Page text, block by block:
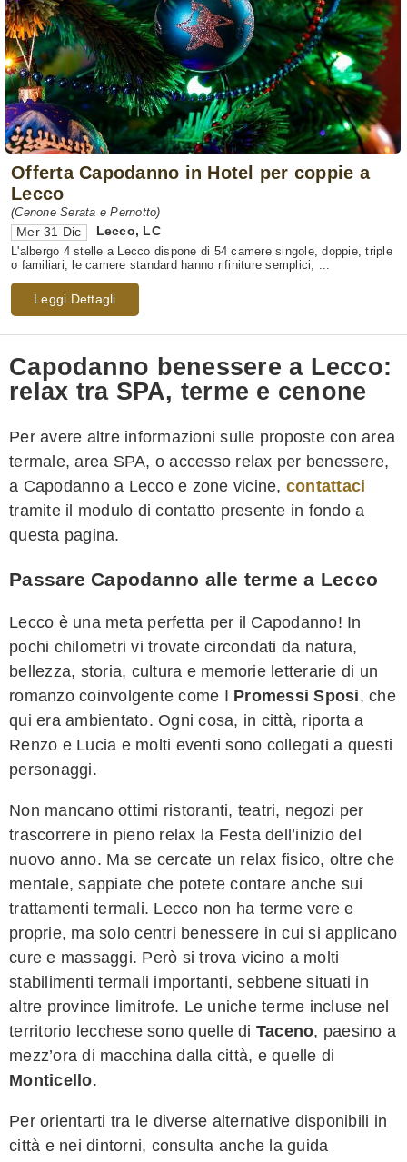
Offerta Capodanno in Hotel per coppie a
Lecco
(Cenone Serata e Pernotto)
Mer 31 Dic Lecco, LC
L'albergo 4 stelle a Lecco dispone di 54 camere singole, doppie, triple
o familiari, le camere standard hanno rifiniture semplici, ...
Leggi Dettagli
Capodanno benessere a Lecco:
relax tra SPA, terme e cenone
Per avere altre informazioni sulle proposte con area
termale, area SPA, o accesso relax per benessere,
a Capodanno a Lecco e zone vicine, contattaci
tramite il modulo di contatto presente in fondo a
questa pagina.
Passare Capodanno alle terme a Lecco
Lecco è una meta perfetta per il Capodanno! In
pochi chilometri vi trovate circondati da natura,
bellezza, storia, cultura e memorie letterarie di un
romanzo coinvolgente come I Promessi Sposi, che
qui era ambientato. Ogni cosa, in città, riporta a
Renzo e Lucia e molti eventi sono collegati a questi
personaggi.
Non mancano ottimi ristoranti, teatri, negozi per
trascorrere in pieno relax la Festa dell’inizio del
nuovo anno. Ma se cercate un relax fisico, oltre che
mentale, sappiate che potete contare anche sui
trattamenti termali. Lecco non ha terme vere e
proprie, ma solo centri benessere in cui si applicano
cure e massaggi. Però si trova vicino a molti
stabilimenti termali importanti, sebbene situati in
altre province limitrofe. Le uniche terme incluse nel
territorio lecchese sono quelle di Taceno, paesino a
mezz’ora di macchina dalla città, e quelle di
Monticello.
Per orientarti tra le diverse alternative disponibili in
città e nei dintorni, consulta anche la guida